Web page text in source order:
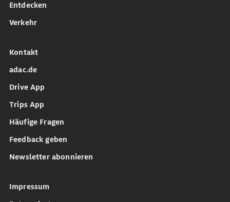
Entdecken
Verkehr
Kontakt
adac.de
Drive App
Trips App
Häufige Fragen
Feedback geben
Newsletter abonnieren
Impressum